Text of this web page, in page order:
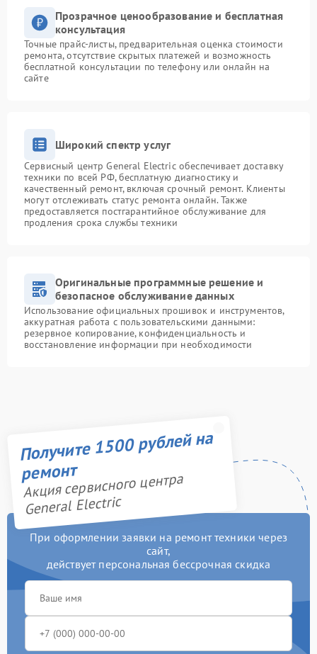
Прозрачное ценообразование и бесплатная
консультация
Точные прайс-листы, предварительная оценка стоимости
ремонта, отсутствие скрытых платежей и возможность
бесплатной консультации по телефону или онлайн на
сайте
Широкий спектр услуг
Сервисный центр General Electric обеспечивает доставку
техники по всей РФ, бесплатную диагностику и
качественный ремонт, включая срочный ремонт. Клиенты
могут отслеживать статус ремонта онлайн. Также
предоставляется постгарантийное обслуживание для
продления срока службы техники
Оригинальные программные решение и
безопасное обслуживание данных
Использование официальных прошивок и инструментов,
аккуратная работа с пользовательскими данными:
резервное копирование, конфиденциальность и
восстановление информации при необходимости
Получите 1500 рублей на
ремонт
Акция сервисного центра
General Electric
При оформлении заявки на ремонт техники через
сайт,
действует персональная бессрочная скидка